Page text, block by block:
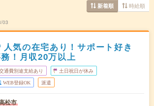
新着順 時給順
03
気の在宅あり！サポート好き
！月収20万以上
通費別途支給あり 土日祝日が休み
WEB登録OK 派遣
松市